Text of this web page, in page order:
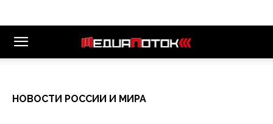
НОВОСТИ РОССИИ И МИРА